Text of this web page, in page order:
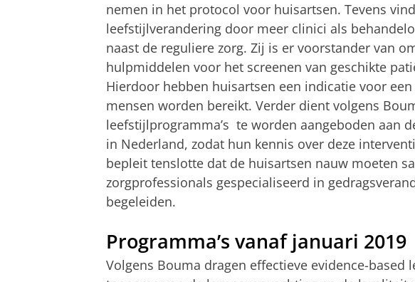
nemen in het protocol voor huisartsen. Tevens
leefstijlverandering door meer clinici als
naast de reguliere zorg. Zij is er voorstander van
hulpmiddelen voor het screenen van geschikte
Hierdoor hebben huisartsen een indicatie voor
mensen worden bereikt. Verder dient volgens
leefstijlprogramma’s te worden aangeboden aan
in Nederland, zodat hun kennis over deze
bepleit tenslotte dat de huisartsen nauw moeten
zorgprofessionals gespecialiseerd in
begeleiden.
Programma’s vanaf januari 2019
Volgens Bouma dragen effectieve evidence-